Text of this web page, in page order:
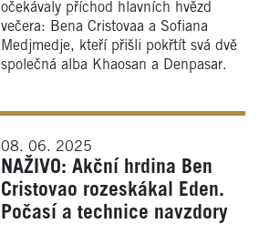
očekávaly příchod hlavních hvězd
večera: Bena Cristovaa a Sofiana
Medjmedje, kteří přišli pokřtít svá dvě
společná alba Khaosan a Denpasar.
08. 06. 2025
NAŽIVO: Akční hrdina Ben
Cristovao rozeskákal Eden.
Počasí a technice navzdory